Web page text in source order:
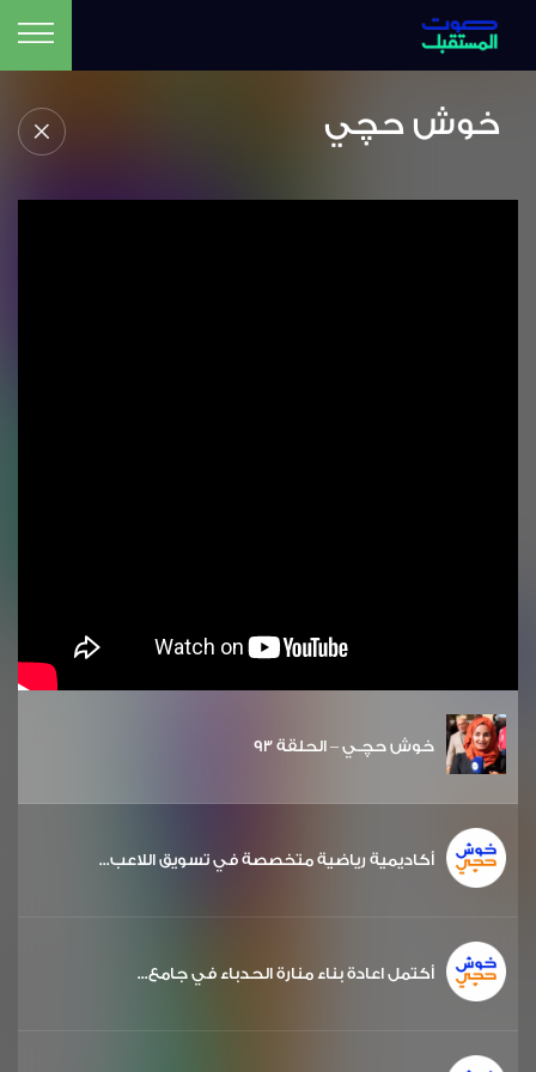
خوش حچي
خوش حچـي – الحلقة 93
أكاديمية رياضية متخصصة في تسويق اللاعب...
أكتمل اعادة بناء منارة الحدباء في جامع...